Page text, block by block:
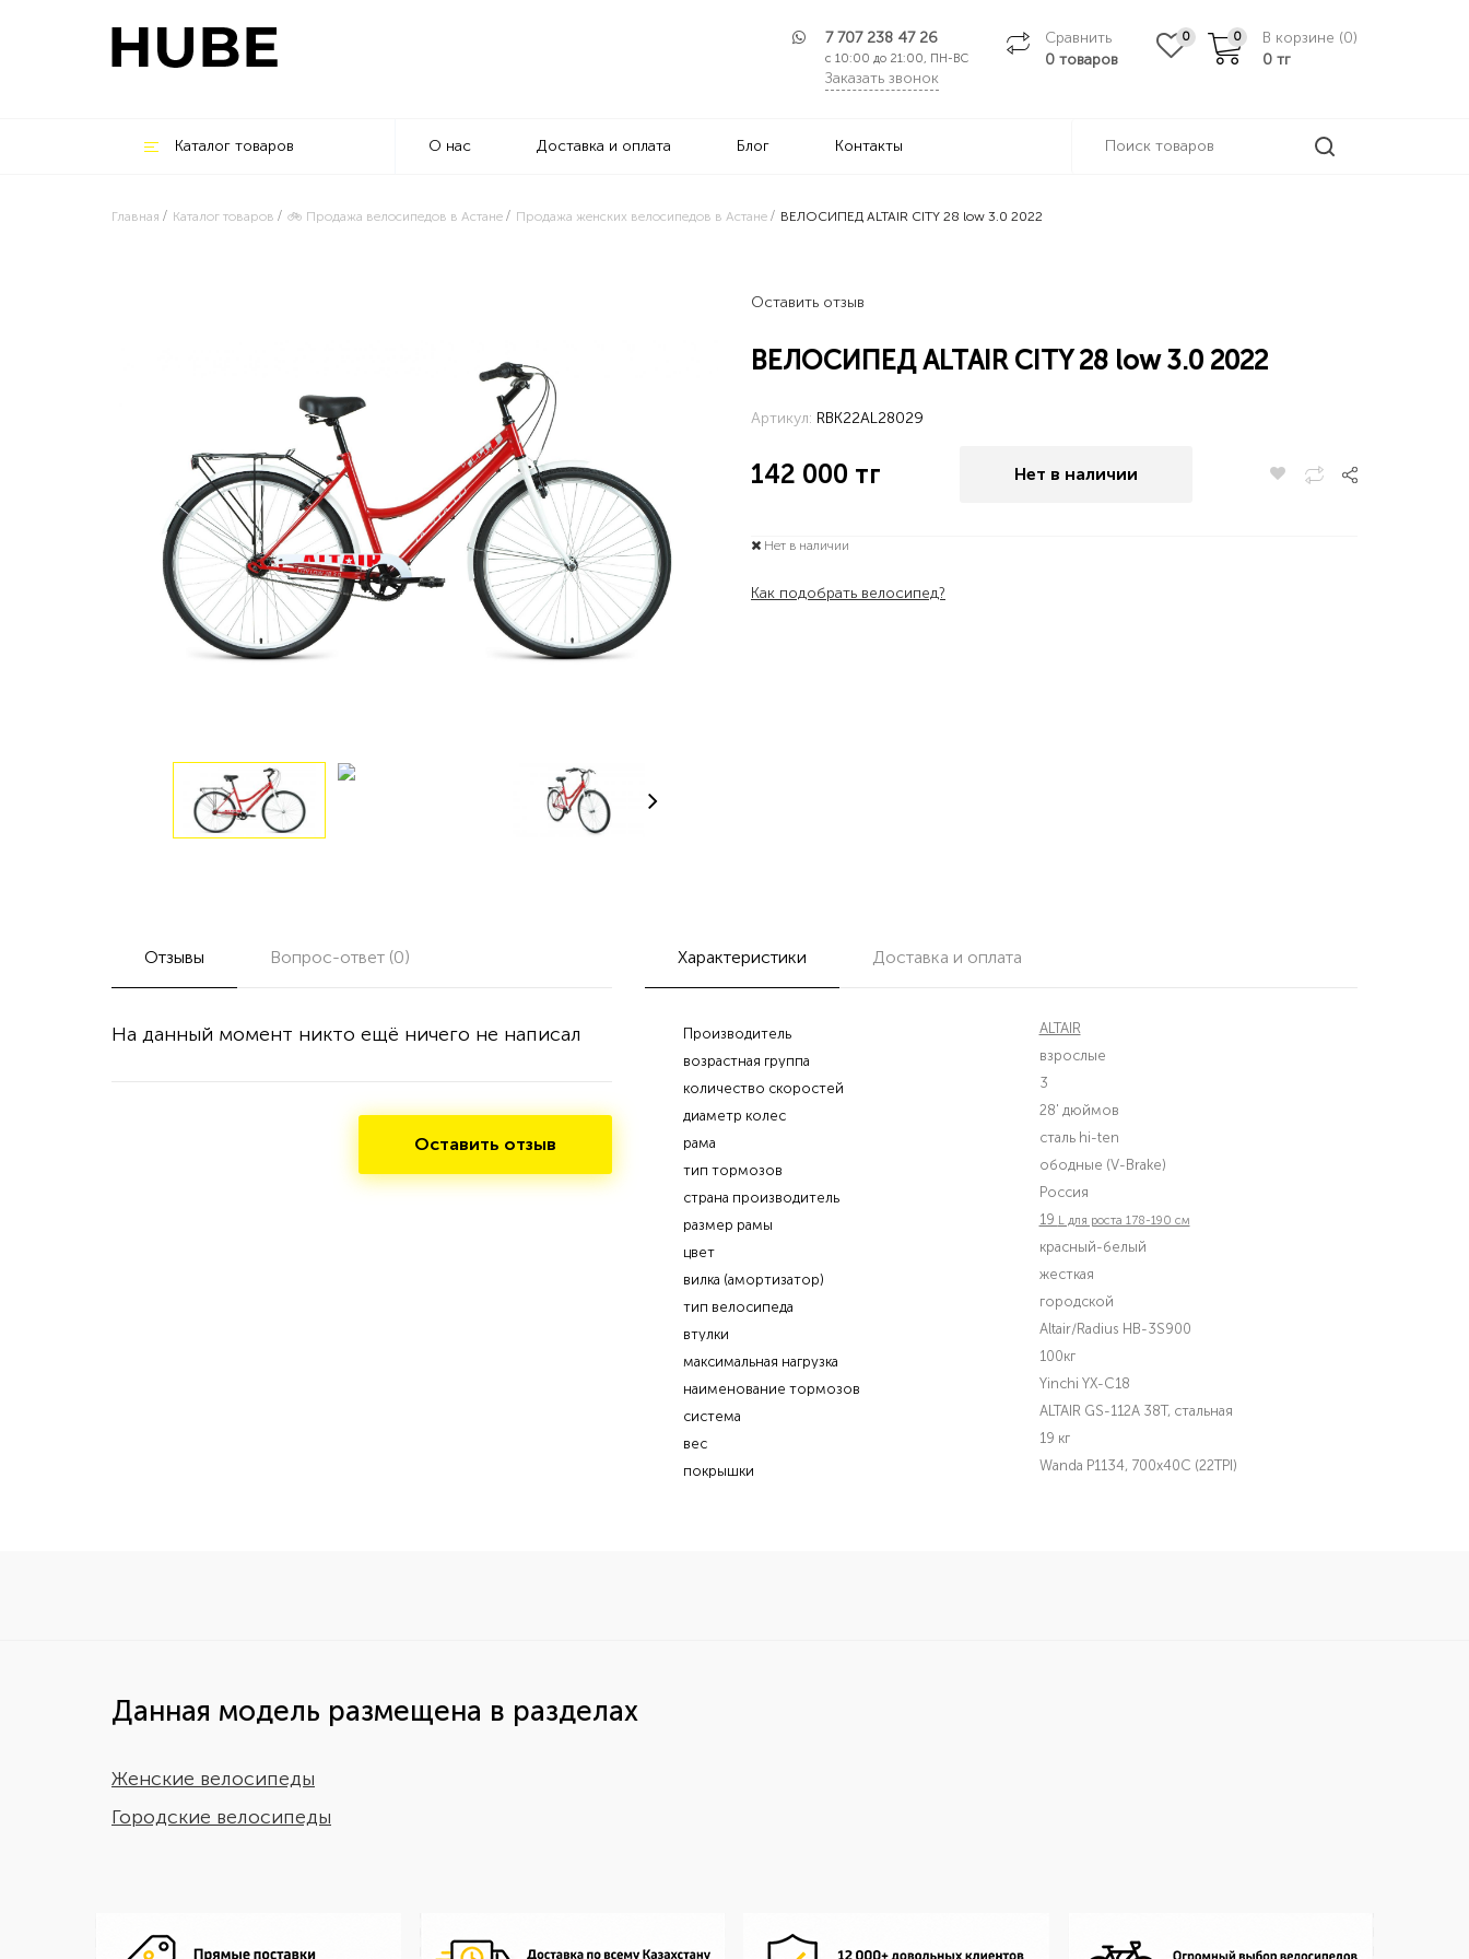
7 707 238 47 26
с 10:00 до 21:00, ПН-ВС
Заказать звонок
Сравнить
0 товаров
0 0 В корзине (0)
0 тг
Каталог товаров О нас Доставка и оплата Блог Контакты
Главная Каталог товаров 🚲 Продажа велосипедов в Астане Продажа женских велосипедов в Астане ВЕЛОСИПЕД ALTAIR CITY 28 low 3.0 2022
Оставить отзыв
ВЕЛОСИПЕД ALTAIR CITY 28 low 3.0 2022
Артикул: RBK22AL28029
142 000 тг Нет в наличии
Нет в наличии
Как подобрать велосипед?
Отзывы Вопрос-ответ (0)
На данный момент никто ещё ничего не написал
Оставить отзыв
Характеристики Доставка и оплата
Производитель
ALTAIR
возрастная группа
взрослые
количество скоростей
3
диаметр колес
28' дюймов
рама
сталь hi-ten
тип тормозов
ободные (V-Brake)
страна производитель
Россия
размер рамы
19 L для роста 178-190 см
цвет
красный-белый
вилка (амортизатор)
жесткая
тип велосипеда
городской
втулки
Altair/Radius HB-3S900
максимальная нагрузка
100кг
наименование тормозов
Yinchi YX-C18
система
ALTAIR GS-112A 38T, стальная
вес
19 кг
покрышки
Wanda P1134, 700x40C (22TPI)
Данная модель размещена в разделах
Женские велосипеды
Городские велосипеды